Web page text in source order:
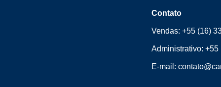
Contato
Vendas:+55 (16)
Administrativo:+55
E-mail: